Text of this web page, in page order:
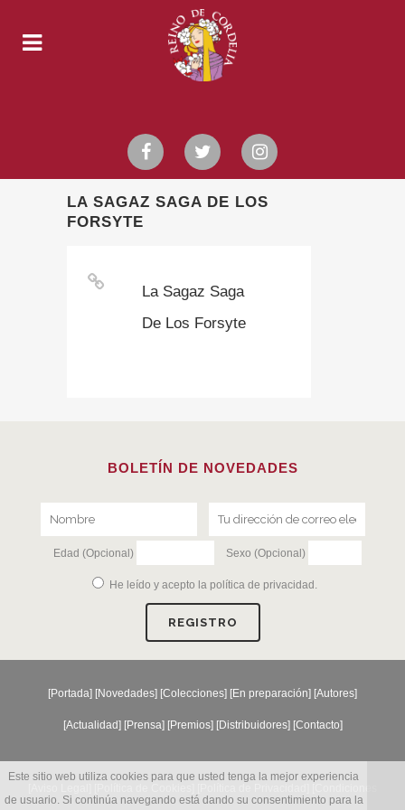
LA SAGAZ SAGA DE LOS
FORSYTE
La Sagaz Saga
De Los Forsyte
BOLETÍN DE NOVEDADES
Edad (Opcional) Sexo (Opcional)
He leído y acepto la política de privacidad .
[Portada] [Novedades] [Colecciones] [En preparación] [Autores]
[Actualidad] [Prensa] [Premios] [Distribuidores] [Contacto]
Este sitio web utiliza cookies para que usted tenga la mejor experiencia
de usuario. Si continúa navegando está dando su consentimiento para la